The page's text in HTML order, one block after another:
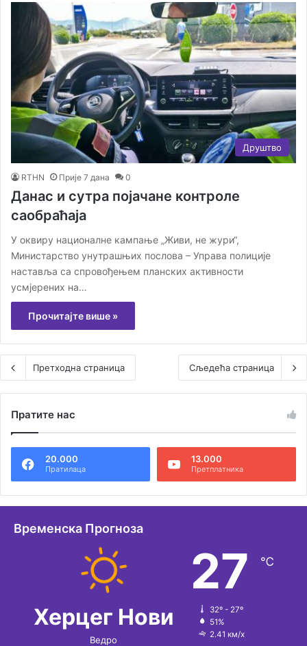
Друштво
RTHN Прије 7 дана 0
Данас и сутра појачане контроле
саобраћаја
У оквиру националне кампање „Живи, не жури“,
Министарство унутрашњих послова – Управа полиције
наставља са спровођењем планских активности
усмјерених на…
Прочитајте више »
Претходна страница Сљедећа страница
Пратите нас
20.000
Пратилаца
13.000
Претплатника
Временска Прогноза
Херцег Нови
Ведро
27 ℃
32º - 27º
51%
2.41 км/х